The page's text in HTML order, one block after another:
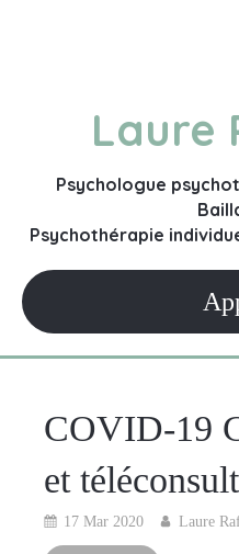
Laure
Psychologue
Psychothérapie
COVID-19
et
17 Mar 2020 Laure